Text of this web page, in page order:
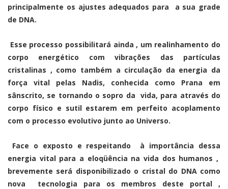
principalmente os ajustes adequados para a sua grade
de DNA.
Esse processo possibilitará ainda , um realinhamento do
corpo energético com vibrações das partículas
cristalinas , como também a circulação da energia da
força vital pelas Nadis, conhecida como Prana em
sânscrito, se tornando o sopro da vida, para através do
corpo físico e sutil estarem em perfeito acoplamento
com o processo evolutivo junto ao Universo.
Face o exposto e respeitando à importância dessa
energia vital para a eloqüência na vida dos humanos ,
brevemente será disponibilizado o cristal do DNA como
nova tecnologia para os membros deste portal ,